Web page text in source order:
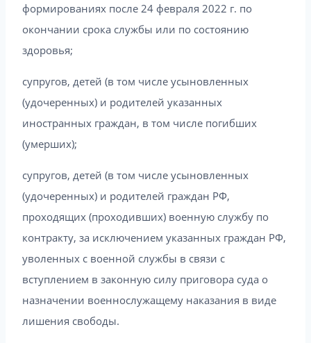
формированиях после 24 февраля 2022 г. по
окончании срока службы или по состоянию
здоровья;
супругов, детей (в том числе усыновленных
(удочеренных) и родителей указанных
иностранных граждан, в том числе погибших
(умерших);
супругов, детей (в том числе усыновленных
(удочеренных) и родителей граждан РФ,
проходящих (проходивших) военную службу по
контракту, за исключением указанных граждан РФ,
уволенных с военной службы в связи с
вступлением в законную силу приговора суда о
назначении военнослужащему наказания в виде
лишения свободы.